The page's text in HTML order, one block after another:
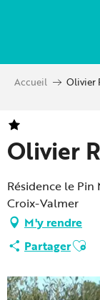
principal
Accueil Olivier
Olivier
Résidence le Pin
Croix-Valmer
M'y rendre
Partager